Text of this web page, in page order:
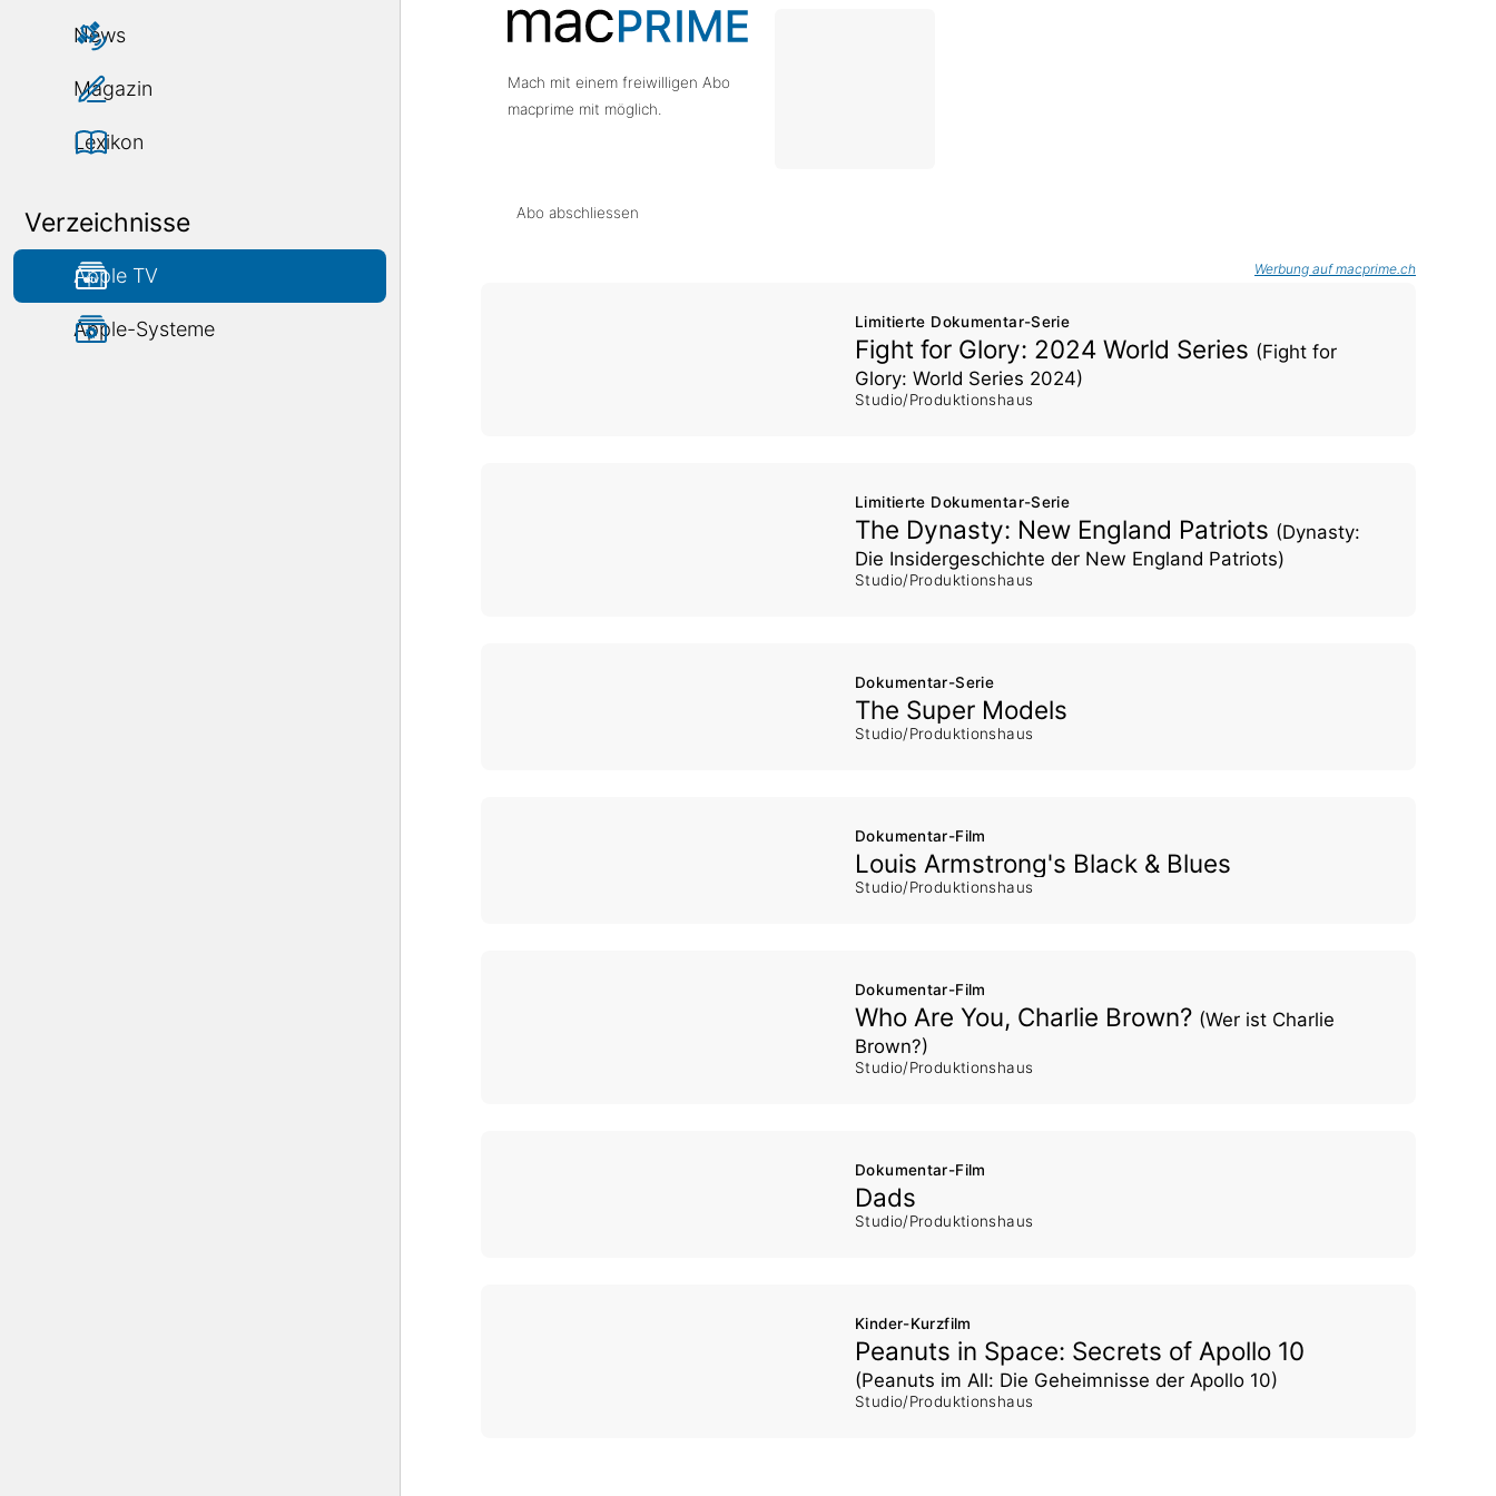
News
Magazin
Lexikon
Verzeichnisse
Apple TV
Apple-Systeme
Mach mit einem freiwilligen Abo
macprime mit möglich.
Abo abschliessen
Werbung auf macprime.ch
Limitierte Dokumentar-Serie
Fight for Glory: 2024 World Series (Fight for
Glory: World Series 2024)
Studio/Produktionshaus
Limitierte Dokumentar-Serie
The Dynasty: New England Patriots (Dynasty:
Die Insidergeschichte der New England Patriots)
Studio/Produktionshaus
Dokumentar-Serie
The Super Models
Studio/Produktionshaus
Dokumentar-Film
Louis Armstrong's Black & Blues
Studio/Produktionshaus
Dokumentar-Film
Who Are You, Charlie Brown? (Wer ist Charlie
Brown?)
Studio/Produktionshaus
Dokumentar-Film
Dads
Studio/Produktionshaus
Kinder-Kurzfilm
Peanuts in Space: Secrets of Apollo 10
(Peanuts im All: Die Geheimnisse der Apollo 10)
Studio/Produktionshaus